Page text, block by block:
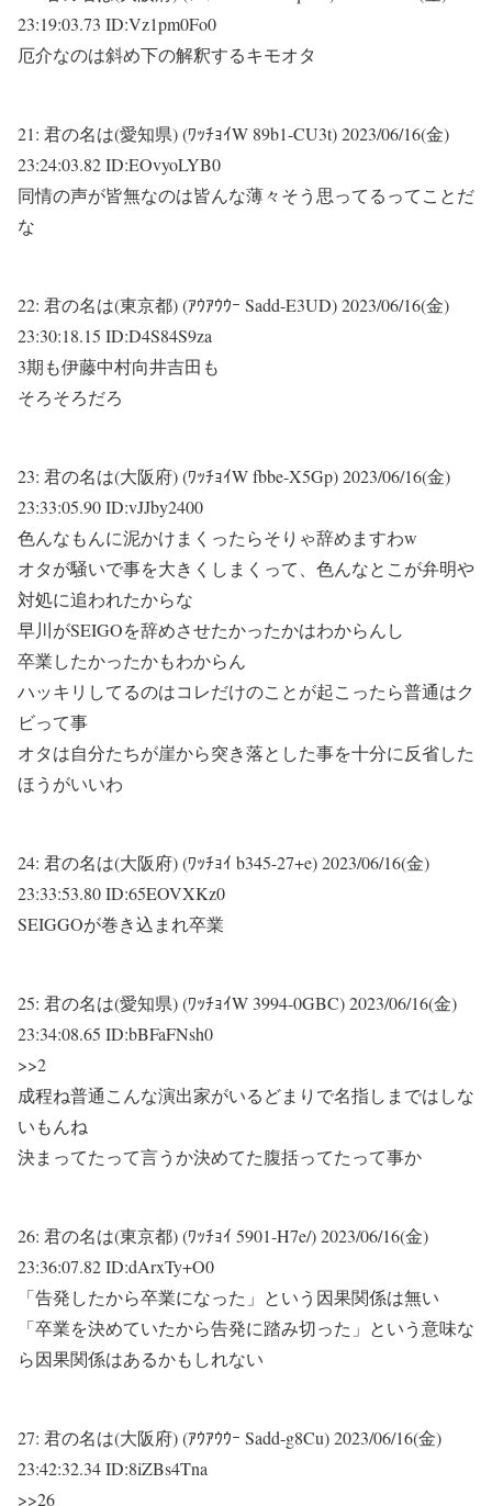
23:19:03.73 ID:Vz1pm0Fo0
厄介なのは斜め下の解釈するキモオタ
21: 君の名は(愛知県) (ﾜｯﾁｮｲW 89b1-CU3t)2023/06/16(金)
23:24:03.82 ID:EOvyoLYB0
同情の声が皆無なのは皆んな薄々そう思ってるってことだ
な
22: 君の名は(東京都) (ｱｳｱｳｳｰ Sadd-E3UD)2023/06/16(金)
23:30:18.15 ID:D4S84S9za
3期も伊藤中村向井吉田も
そろそろだろ
23: 君の名は(大阪府) (ﾜｯﾁｮｲW fbbe-X5Gp)2023/06/16(金)
23:33:05.90 ID:vJJby2400
色んなもんに泥かけまくったらそりゃ辞めますわw
オタが騒いで事を大きくしまくって、色んなとこが弁明や
対処に追われたからな
早川がSEIGOを辞めさせたかったかはわからんし
卒業したかったかもわからん
ハッキリしてるのはコレだけのことが起こったら普通はク
ビって事
オタは自分たちが崖から突き落とした事を十分に反省した
ほうがいいわ
24: 君の名は(大阪府) (ﾜｯﾁｮｲ b345-27+e)2023/06/16(金)
23:33:53.80 ID:65EOVXKz0
SEIGGOが巻き込まれ卒業
25: 君の名は(愛知県) (ﾜｯﾁｮｲW 3994-0GBC)2023/06/16(金)
23:34:08.65 ID:bBFaFNsh0
>>2
成程ね普通こんな演出家がいるどまりで名指しまではしな
いもんね
決まってたって言うか決めてた腹括ってたって事か
26: 君の名は(東京都) (ﾜｯﾁｮｲ 5901-H7e/)2023/06/16(金)
23:36:07.82 ID:dArxTy+O0
「告発したから卒業になった」という因果関係は無い
「卒業を決めていたから告発に踏み切った」という意味な
ら因果関係はあるかもしれない
27: 君の名は(大阪府) (ｱｳｱｳｳｰ Sadd-g8Cu)2023/06/16(金)
23:42:32.34 ID:8iZBs4Tna
>>26